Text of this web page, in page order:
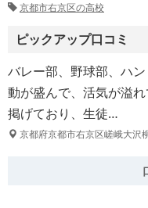
京都市右京区の高校
ピックアップ口コミ
バレー部、野球部、ハ
動が盛んで、活気が溢
掲げており、生徒…
京都府京都市右京区嵯峨大沢